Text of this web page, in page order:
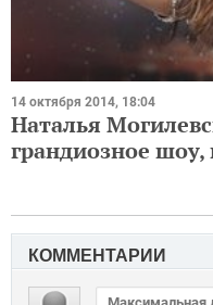
14 октября 2014, 18:04
Наталья
грандиозное
КОММЕНТАРИИ